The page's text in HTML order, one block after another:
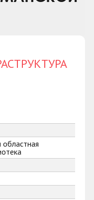
областная